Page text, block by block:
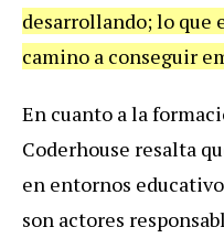
desarrollando; lo que
camino a conseguir
En cuanto a la
Coderhouse resalta
en entornos
son actores